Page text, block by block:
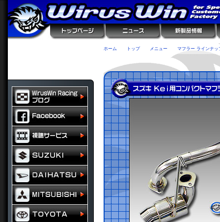
ホーム トップ メニュー マフラー ラインナッ